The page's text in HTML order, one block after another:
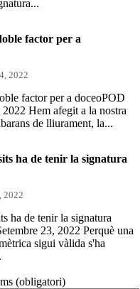
factor per a
2022
factor per a doceoPOD
2022 Hem afegit a la nostra
de lliurament, la...
ha de tenir la signatura
2022
ha de tenir la signatura
23, 2022 Perquè una
sigui vàlida s'ha
(obligatori)